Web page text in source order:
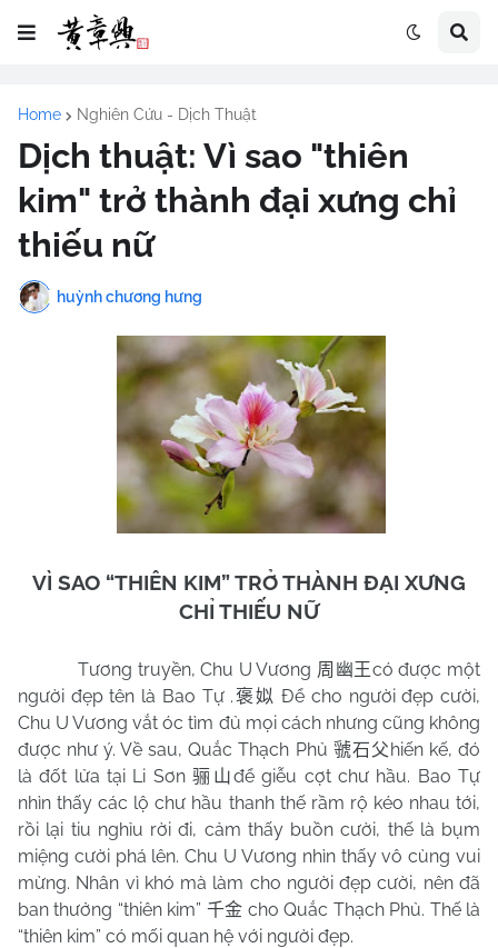
Home Nghiên Cứu - Dịch Thuật
Dịch thuật: Vì sao "thiên
kim" trở thành đại xưng chỉ
thiếu nữ
huỳnh chương hưng
VÌ SAO “THIÊN KIM” TRỞ THÀNH ĐẠI XƯNG
CHỈ THIẾU NỮ
Tương truyền, Chu U Vương 周幽王có được một
người đẹp tên là Bao Tự .褒姒 Để cho người đẹp cười,
Chu U Vương vắt óc tìm đủ mọi cách nhưng cũng không
được như ý. Về sau, Quắc Thạch Phủ 虢石父hiến kế, đó
là đốt lửa tại Li Sơn骊山để giễu cợt chư hầu. Bao Tự
nhìn thấy các lộ chư hầu thanh thế rầm rộ kéo nhau tới,
rồi lại tiu nghỉu rời đi, cảm thấy buồn cười, thế là bụm
miệng cười phá lên. Chu U Vương nhìn thấy vô cùng vui
mừng. Nhân vì khó mà làm cho người đẹp cười, nên đã
ban thưởng “thiên kim” 千金 cho Quắc Thạch Phủ. Thế là
“thiên kim” có mối quan hệ với người đẹp.